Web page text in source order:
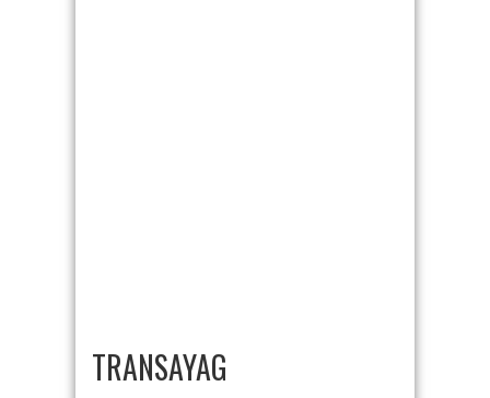
TRANSAYAG